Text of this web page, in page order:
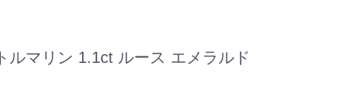
ルマリン 1.1ct ルース エメラルド